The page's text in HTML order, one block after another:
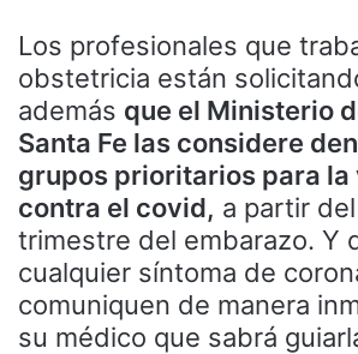
Los profesionales que
obstetricia están
además que el Ministerio
Santa Fe las considere
grupos prioritarios para la
contra el covid, a partir
trimestre del embarazo. Y
cualquier síntoma de
comuniquen de manera
su médico que sabrá